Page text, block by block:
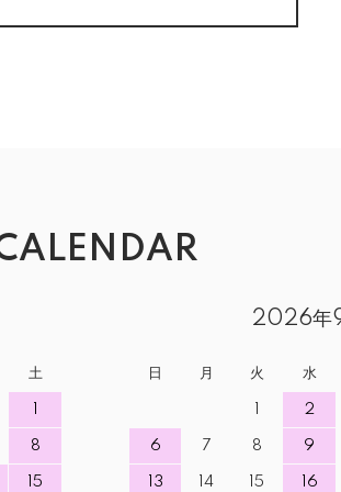
土
8
15
2026年
日 月 火 水
2
6 7 8 9
13 14 15 16